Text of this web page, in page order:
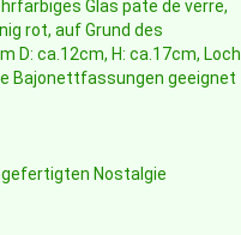
Glas pate de verre,
rot, auf Grund des
D: ca.12cm, H: ca.17cm, Loch
Bajonettfassungen geeignet
Nostalgie